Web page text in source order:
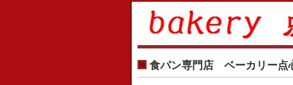
食パン専門店 ベーカリ